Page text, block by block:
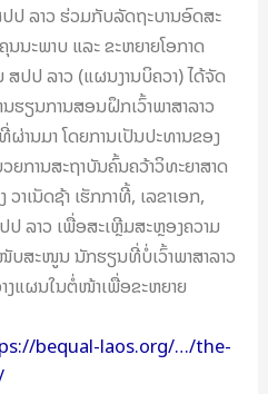
ປ ລາວ ຮ່ວມກັບລັດຖະບານອົດສະ
ນະພາບ ແລະ ຂະຫຍາຍໂອກາດ
ສປປ ລາວ (ແຜນງານບິຄວາ) ໄດ້ຈັດ
ຮຽນການສອນຝຶກເວົ້າພາສາລາວ
ນມາ ໂດຍການເປັນປະທານຂອງ
ການສະຖາບັນຄົ້ນຄວ້າວິທະຍາສາດ
າເນັດຊ້າ ເຮັກກາທີ້, ເລຂາເອກ,
ລາວ ເພື່ອສະເຫຼີມສະຫຼອງຄວາມ
ບສະໜູນ ນັກຮຽນທີ່ບໍ່ເວົ້າພາສາລາວ
ງແຜນໃນຕໍ່ໜ້າເພື່ອຂະຫຍາຍ
bequal-laos.org/…/the-